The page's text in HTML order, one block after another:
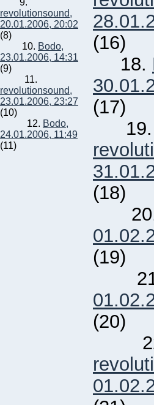
9.
revolutionsound,
20.01.2006, 20:02
(8)
10. Bodo,
23.01.2006, 14:31
(9)
11.
revolutionsound,
23.01.2006, 23:27
(10)
12. Bodo,
24.01.2006, 11:49
(11)
(16)
18.
(17)
19.
(18)
(19)
(20)